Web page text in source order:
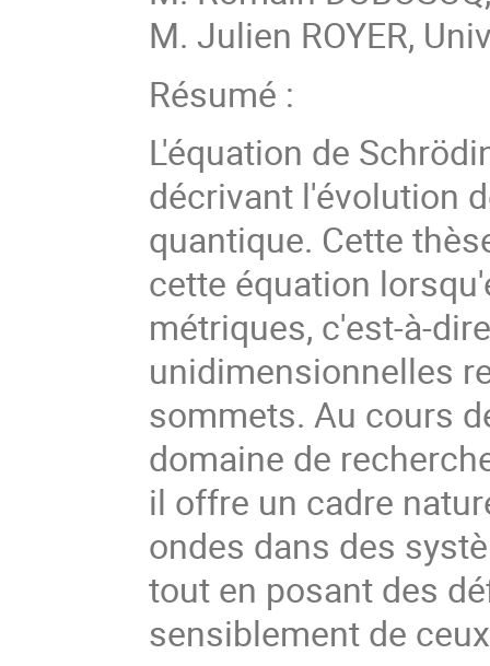
M. Julien ROYER,
Résumé :
L'équation de
décrivant l'évolution
quantique. Cette
cette équation
métriques, c'est-à-
unidimensionnelles
sommets. Au cours
domaine de
il offre un cadre
ondes dans des
tout en posant des
sensiblement de